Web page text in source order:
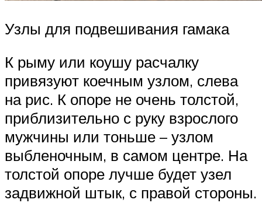
Узлы для подвешивания гамака
К рыму или коушу расчалку
привязуют коечным узлом, слева
на рис. К опоре не очень толстой,
приблизительно с руку взрослого
мужчины или тоньше – узлом
выбленочным, в самом центре. На
толстой опоре лучше будет узел
задвижной штык, с правой стороны.